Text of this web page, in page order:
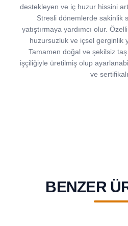
destekleyen ve iç huzur hissini
Stresli dönemlerde sakinlik
yatıştırmaya yardımcı olur.
huzursuzluk ve içsel gerginlik
Tamamen doğal ve şekilsiz
işçiliğiyle üretilmiş olup
ve
BENZER